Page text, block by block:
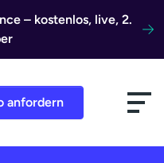
– kostenlos, live, 2.
anfordern